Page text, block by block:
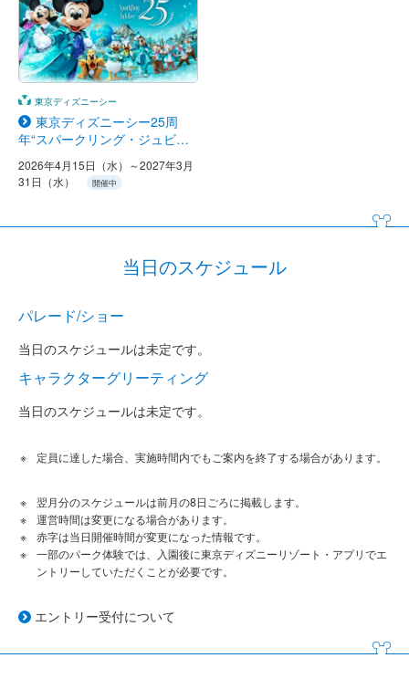
東京ディズニーシー
東京ディズニーシー25周
年“スパークリング・ジュビリ
2026年4月15日（水）～2027年3月
31日（水）
開催中
当日のスケジュール
パレード/ショー
当日のスケジュールは未定です。
キャラクターグリーティング
当日のスケジュールは未定です。
定員に達した場合、実施時間内でもご案内を終了する場合があります。
翌月分のスケジュールは前月の8日ごろに掲載します。
運営時間は変更になる場合があります。
赤字は当日開催時間が変更になった情報です。
一部のパーク体験では、入園後に東京ディズニーリゾート・アプリでエ
ントリーしていただくことが必要です。
エントリー受付について